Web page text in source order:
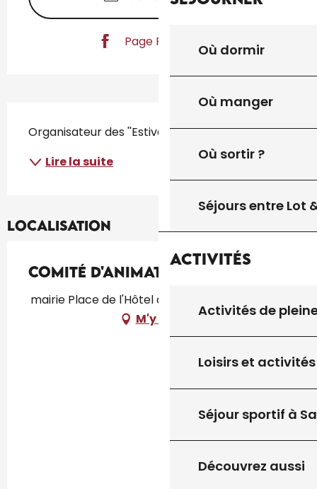
Où dormir
Où manger
Où sortir ?
Séjours entre Lot
Activités
Activités de
Loisirs et activités
Séjour sportif à
Découvrez aussi
Page Facebook
Organisateur des ''Estivales '' de Gourdon
Lire la suite
Localisation
Comité d'Animation Culturelle
mairie Place de l'Hôtel de ville, 46300 Gourdon
M'y rendre